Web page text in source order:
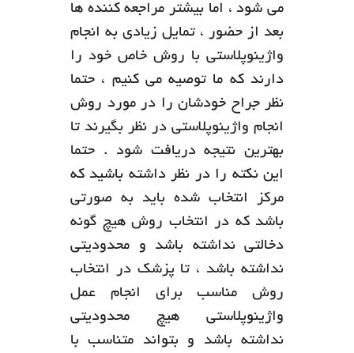
می شود ، اما بیشتر مراجعه کننده ها
بعد از حضور ، تمایل زیادی به انجام
واژینوپلاستی با روش خاص خود را
دارند که ما توصیه می کنیم ، حتما
نظر جراح خودشان را در مورد روش
انجام واژینوپلاستی در نظر بگیرند تا
بهترین نتیجه دریافت شود . حتما
این نکته را در نظر داشته باشید که
مرکز انتخاب شده باید به صورتی
باشد که در انتخاب روش هیچ گونه
دخالتی نداشته باشد و محدودیتی
نداشته باشد ، تا پزشک در انتخاب
روش مناسب برای انجام عمل
واژینوپلاستی هیچ محدودیتی
نداشته باشد و بتواند متناسب با